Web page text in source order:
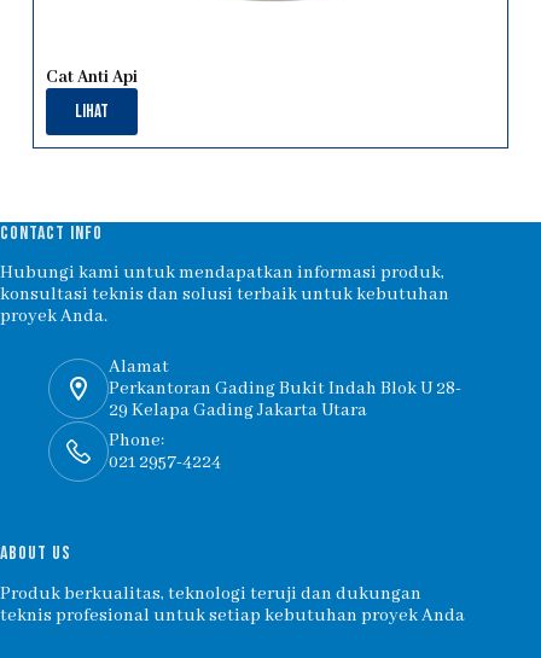
Cat Anti Api
Lihat
CONTACT INFO
Hubungi kami untuk mendapatkan informasi produk,
konsultasi teknis dan solusi terbaik untuk kebutuhan
proyek Anda.
Alamat
Perkantoran Gading Bukit Indah Blok U 28-
29 Kelapa Gading Jakarta Utara
Phone:
021 2957-4224
ABOUT US
Produk berkualitas, teknologi teruji dan dukungan
teknis profesional untuk setiap kebutuhan proyek Anda